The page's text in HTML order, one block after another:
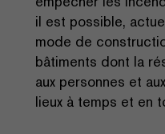
il est possible,
mode de
bâtiments dont la
aux personnes et
lieux à temps et en